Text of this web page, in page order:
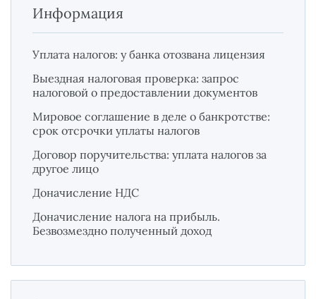
Информация
Уплата налогов: у банка отозвана лицензия
Выездная налоговая проверка: запрос
налоговой о предоставлении документов
Мировое соглашение в деле о банкротстве:
срок отсрочки уплаты налогов
Договор поручительства: уплата налогов за
другое лицо
Доначисление НДС
Доначисление налога на прибыль.
Безвозмездно полученный доход